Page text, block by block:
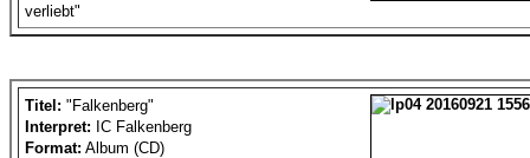
verliebt"
Titel: "Falkenberg"
Interpret: IC Falkenberg
Format: Album (CD)